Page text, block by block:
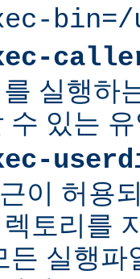
를 실행하
수 있는
이 허용
토리를
든 실행파